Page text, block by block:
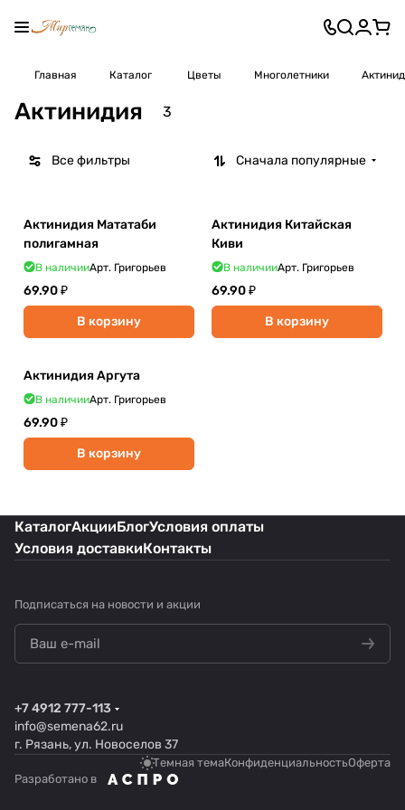
Главная Каталог Цветы Многолетники
Актинидия 3
Все фильтры Сначала популярные
Актинидия Мататаби
полигамная
В наличииАрт. Григорьев
69.90 ₽
В корзину
Актинидия Китайская
Киви
В наличииАрт. Григорьев
69.90 ₽
В корзину
Актинидия Аргута
В наличииАрт. Григорьев
69.90 ₽
В корзину
КаталогАкцииБлогУсловия оплаты
Условия доставкиКонтакты
Подписаться на новости и акции
+7 4912 777-113
info@semena62.ru
г. Рязань, ул. Новоселов 37
Темная темаКонфиденциальностьОферта
Разработано в